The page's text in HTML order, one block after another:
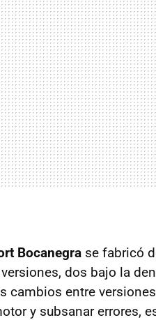
Bocanegra se fabricó
dos bajo la
cambios entre
y subsanar errores,